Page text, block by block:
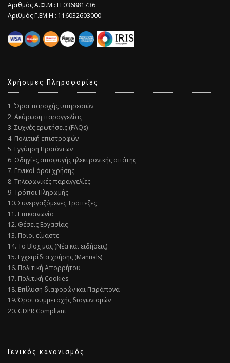
Αριθμός Α.Φ.Μ.: EL036881736
Αριθμός Γ.ΕΜ.Η.: 116032603000
Χρήσιμες Πληροφορίες
1. Όροι παροχής υπηρεσιών
2. Ακύρωση παραγγελίας
3. Συχνές ερωτήσεις (FAQs)
4. Πολιτική επιστροφών
5. Εγγύηση Προϊόντων
6. Οδηγίες αποφυγής ηλεκτρονικής απάτης
7. Γενικοί όροι χρήσης
8. Τηλεφωνικές παραγγελίες
9. Τρόποι Πληρωμής
10. Συνεργαζόμενες Τράπεζες
11. Επικοινωνία
12. Θέσεις Εργασίας
13. Ποιοι είμαστε
14. Το Blog μας (Νέα και ειδήσεις)
15. Εγχειρίδια χρήσης (Manuals)
16. Πολιτική Απορρήτου
17. Πολιτική Cookies
18. Επίλυση διαφορών και Παράπονα
19. Όροι συμμετοχής διαγωνισμών
20. GDPR Compliant
Γενικός κανονισμός